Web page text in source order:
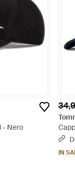
- Nero
IN